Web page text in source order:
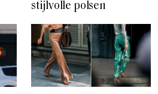
stijlvolle polsen